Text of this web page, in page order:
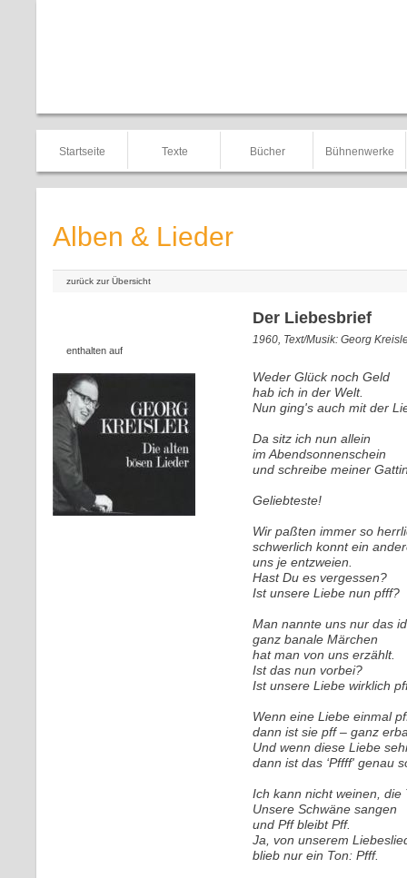
Startseite Texte Bücher Bühnenwerke
Alben & Lieder
zurück zur Übersicht
enthalten auf
Der Liebesbrief
1960, Text/Musik: Georg
Weder Glück noch Geld
hab ich in der Welt.
Nun ging's auch mit der
Da sitz ich nun allein
im Abendsonnenschein
und schreibe meiner
Geliebteste!
Wir paßten immer so
schwerlich konnt ein
uns je entzweien.
Hast Du es vergessen?
Ist unsere Liebe nun pfff?
Man nannte uns nur das
ganz banale Märchen
hat man von uns erzählt.
Ist das nun vorbei?
Ist unsere Liebe wirklich
Wenn eine Liebe einmal
dann ist sie pff – ganz
Und wenn diese Liebe
dann ist das ‘Pffff' genau
Ich kann nicht weinen,
Unsere Schwäne sangen
und Pff bleibt Pff.
Ja, von unserem
blieb nur ein Ton: Pfff.